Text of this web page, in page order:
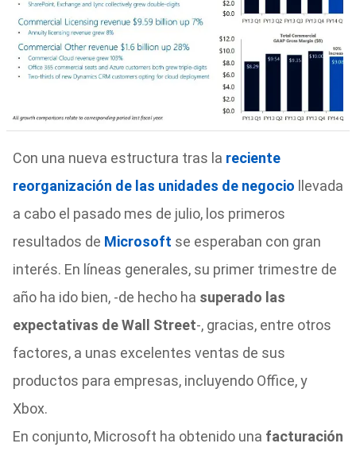
Con una nueva estructura tras la reciente
reorganización de las unidades de negocio llevada
a cabo el pasado mes de julio, los primeros
resultados de Microsoft se esperaban con gran
interés. En líneas generales, su primer trimestre de
año ha ido bien, -de hecho ha superado las
expectativas de Wall Street-, gracias, entre otros
factores, a unas excelentes ventas de sus
productos para empresas, incluyendo Office, y
Xbox.
En conjunto, Microsoft ha obtenido una facturación